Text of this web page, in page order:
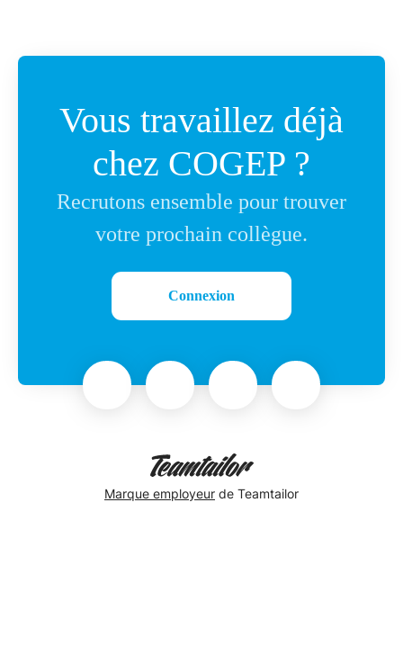
Vous travaillez déjà
chez COGEP ?
Recrutons ensemble pour trouver
votre prochain collègue.
Connexion
Marque employeur de Teamtailor